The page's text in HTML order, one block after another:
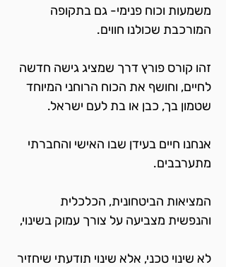
משמעות וכוח פנימי- גם בתקופה
המורכבת שכולנו חווים.
זהו קורס פורץ דרך שמציג גישה חדשה
לחיים, וחושף את הכוח הרוחני המיוחד
שטמון בך, כבן או בת לעם ישראל.
אנחנו חיים בעידן שבו האישי והחברתי
מתערבבים.
המציאות הביטחונית, הכלכלית
והנפשית מצביעה על צורך עמוק בשינוי,
לא שינוי טכני, אלא שינוי תודעתי שיחזיר